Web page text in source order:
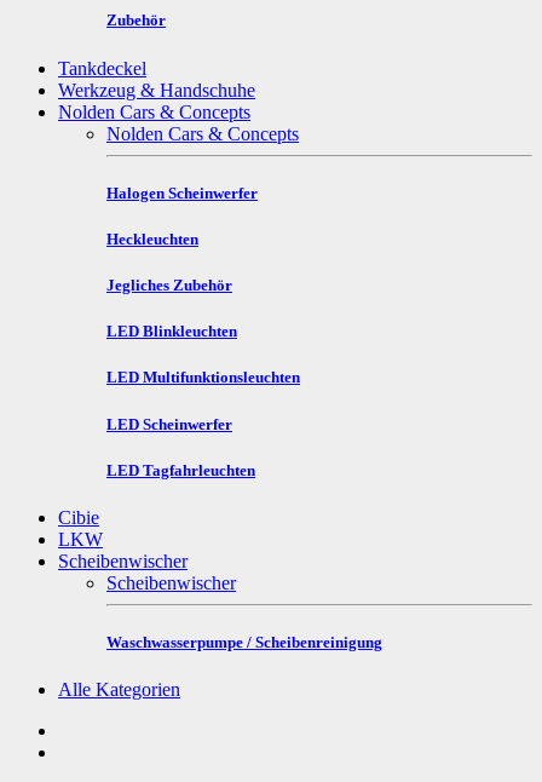
Zubehör
Tankdeckel
Werkzeug & Handschuhe
Nolden Cars & Concepts
Nolden Cars & Concepts
Halogen Scheinwerfer
Heckleuchten
Jegliches Zubehör
LED Blinkleuchten
LED Multifunktionsleuchten
LED Scheinwerfer
LED Tagfahrleuchten
Cibie
LKW
Scheibenwischer
Scheibenwischer
Waschwasserpumpe / Scheibenreinigung
Alle Kategorien